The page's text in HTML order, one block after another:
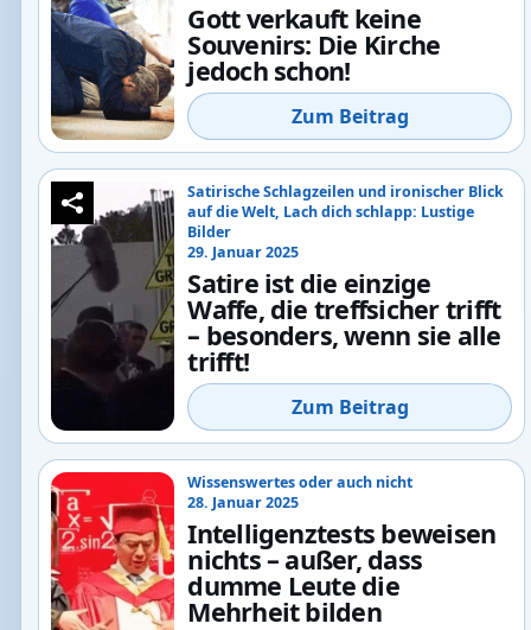
Gott verkauft keine
Souvenirs: Die Kirche
jedoch schon!
Zum Beitrag
Satirische Schlagzeilen und ironischer Blick
auf die Welt, Lach dich schlapp: Lustige
Bilder
29. Januar 2025
Satire ist die einzige
Waffe, die treffsicher trifft
– besonders, wenn sie alle
trifft!
Zum Beitrag
Wissenswertes oder auch nicht
28. Januar 2025
Intelligenztests beweisen
nichts – außer, dass
dumme Leute die
Mehrheit bilden